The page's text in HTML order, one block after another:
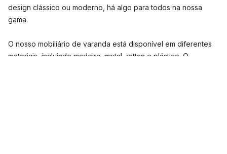
design clássico ou moderno, há algo para todos na nossa
gama.
O nosso mobiliário de varanda está disponível em diferentes
materiais, incluindo madeira, metal, rattan e plástico. O